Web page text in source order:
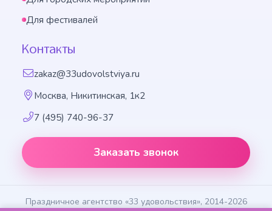
Для фестивалей
Контакты
zakaz@33udovolstviya.ru
Москва, Никитинская, 1к2
7 (495) 740-96-37
Заказать звонок
Праздничное агентство «33 удовольствия», 2014-2026